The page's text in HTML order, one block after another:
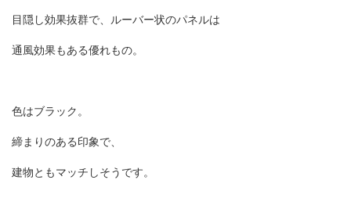
目隠し効果抜群で、ルーバー状のパネルは
通風効果もある優れもの。
色はブラック。
締まりのある印象で、
建物ともマッチしそうです。